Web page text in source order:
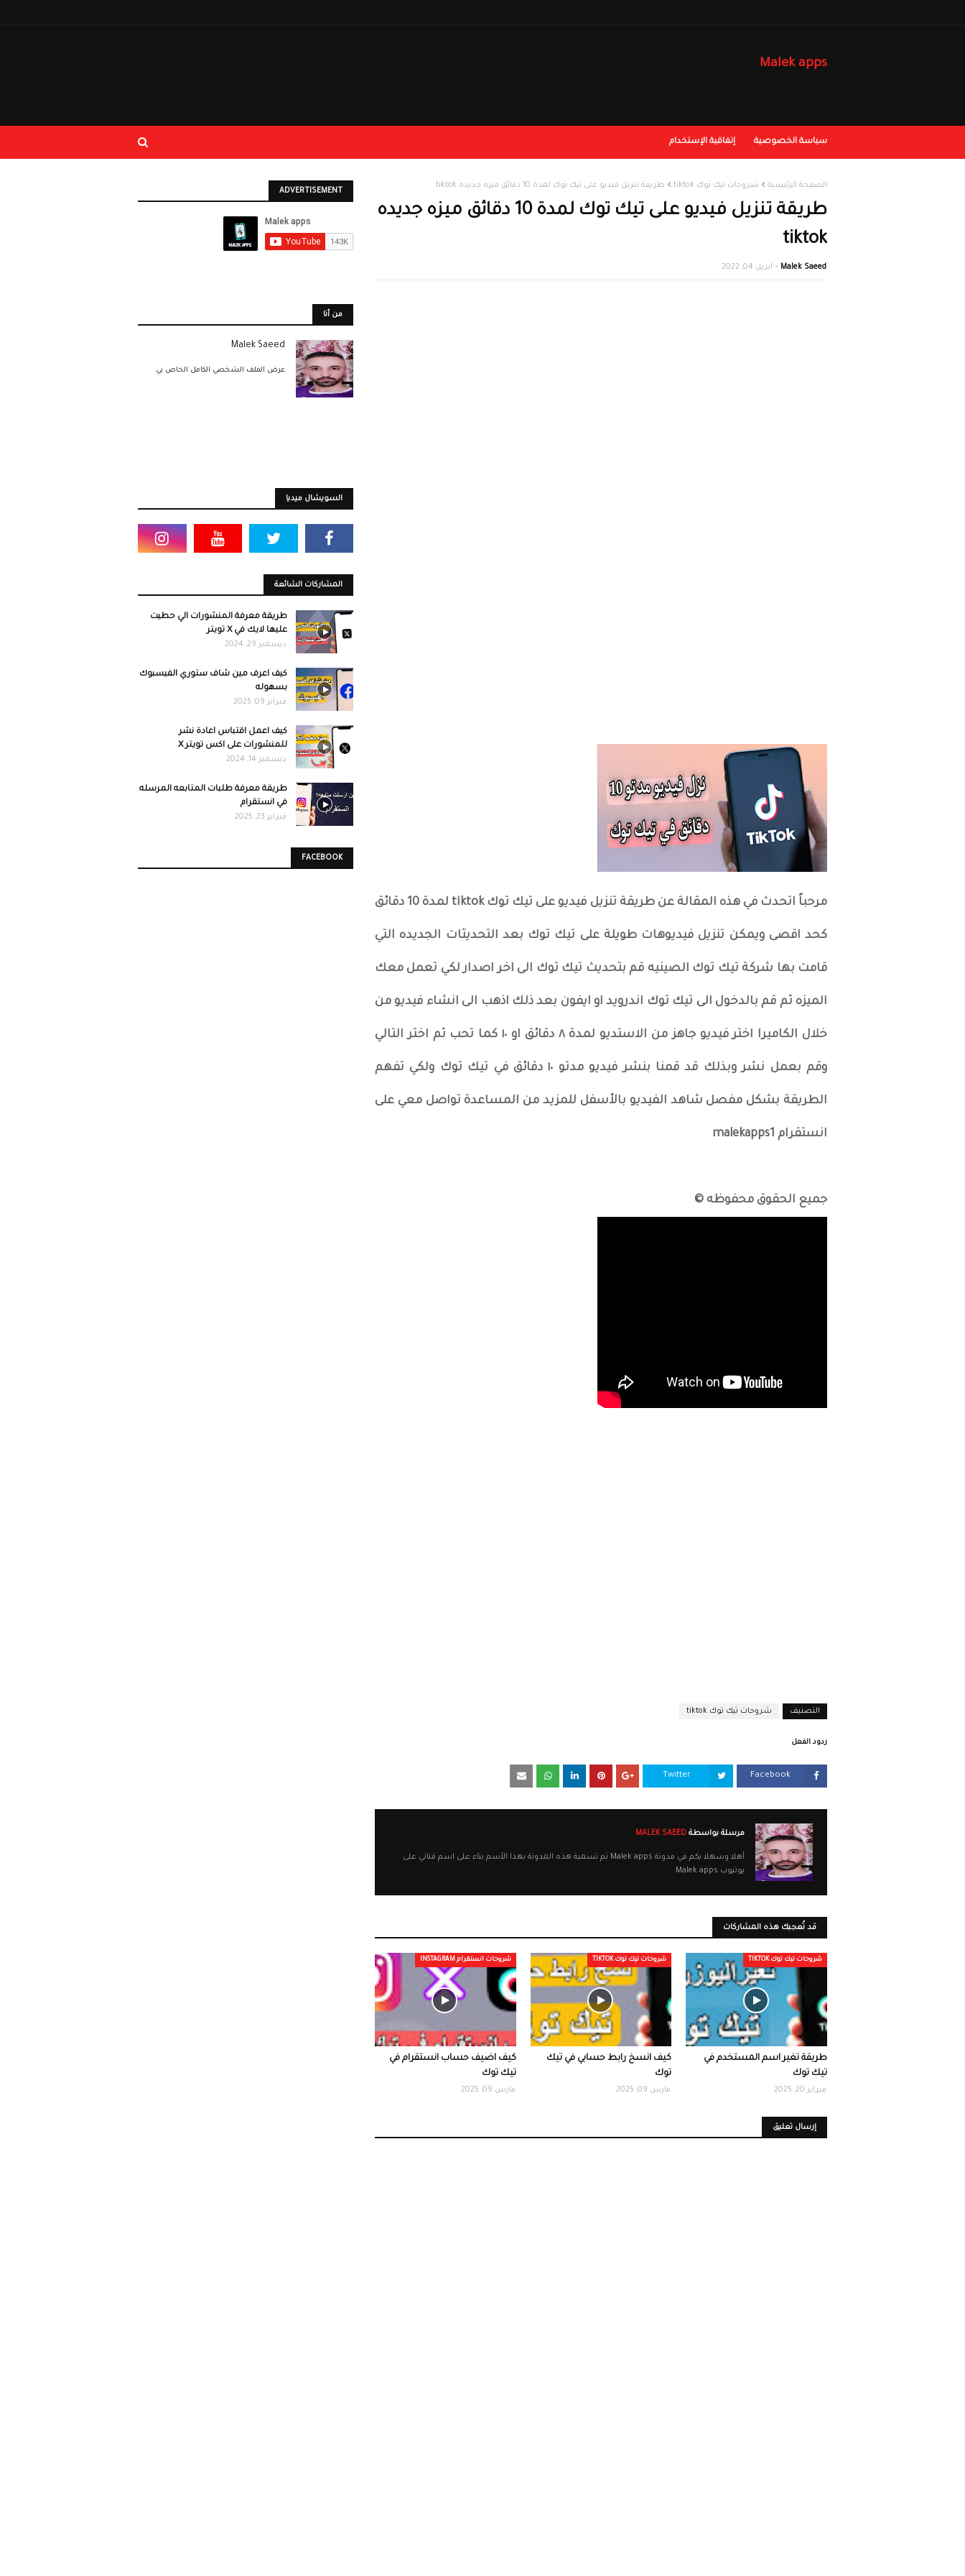
Malek apps
سياسة الخصوصية إتفاقية الإستخدام
الصفحة الرئيسية شروحات تيك توك tiktok طريقة تنزيل فيديو على تيك توك لمدة 10 دقائق ميزه جديده tiktok
طريقة تنزيل فيديو على تيك توك لمدة 10 دقائق ميزه جديده
tiktok
Malek Saeed أبريل 04, 2022
مرحباً اتحدث في هذه المقالة عن طريقة تنزيل فيديو على تيك توك tiktok لمدة 10 دقائق
كحد اقصى ويمكن تنزيل فيديوهات طويلة على تيك توك بعد التحديثات الجديده التي
قامت بها شركة تيك توك الصينيه قم بتحديث تيك توك الى اخر اصدار لكي تعمل معك
الميزه ثم قم بالدخول الى تيك توك اندرويد او ايفون بعد ذلك اذهب الى انشاء فيديو من
خلال الكاميرا اختر فيديو جاهز من الاستديو لمدة ٨ دقائق او ١٠ كما تحب ثم اختر التالي
وقم بعمل نشر وبذلك قد قمنا بنشر فيديو مدتو ١٠ دقائق في تيك توك ولكي تفهم
الطريقة بشكل مفصل شاهد الفيديو بالأسفل للمزيد من المساعدة تواصل معي على
انستقرام malekapps1
جميع الحقوق محفوظه ©
التصنيف شروحات تيك توك tiktok
ردود الفعل
Facebook
Twitter
مرسلة بواسطة
أهلا وسهلا بكم في مدونة Malek apps تم تسمية هذه المدونة بهذا الأسم بناء على اسم قناتي على
يوتيوب Malek apps
قد تُعجبك هذه المشاركات
شروحات انستقرام INSTAGRAM
كيف اضيف حساب انستقرام في
تيك توك
مارس 09, 2025
شروحات تيك توك TIKTOK
كيف انسخ رابط حسابي في تيك
توك
مارس 09, 2025
شروحات تيك توك TIKTOK
طريقة تغير اسم المستخدم في
تيك توك
فبراير 20, 2025
إرسال تعليق
ADVERTISEMENT
من أنا
Malek Saeed
عرض الملف الشخصي الكامل الخاص بي
السويشال ميديا
المشاركات الشائعة
طريقة معرفة المنشورات الي حطيت
عليها لايك في X تويتر
ديسمبر 29, 2024
كيف اعرف مين شاف ستوري الفيسبوك
بسهوله
فبراير 09, 2025
كيف اعمل اقتباس اعادة نشر
للمنشورات على اكس تويتر X
ديسمبر 14, 2024
طريقة معرفة طلبات المتابعه المرسله
في انستقرام
فبراير 23, 2025
FACEBOOK